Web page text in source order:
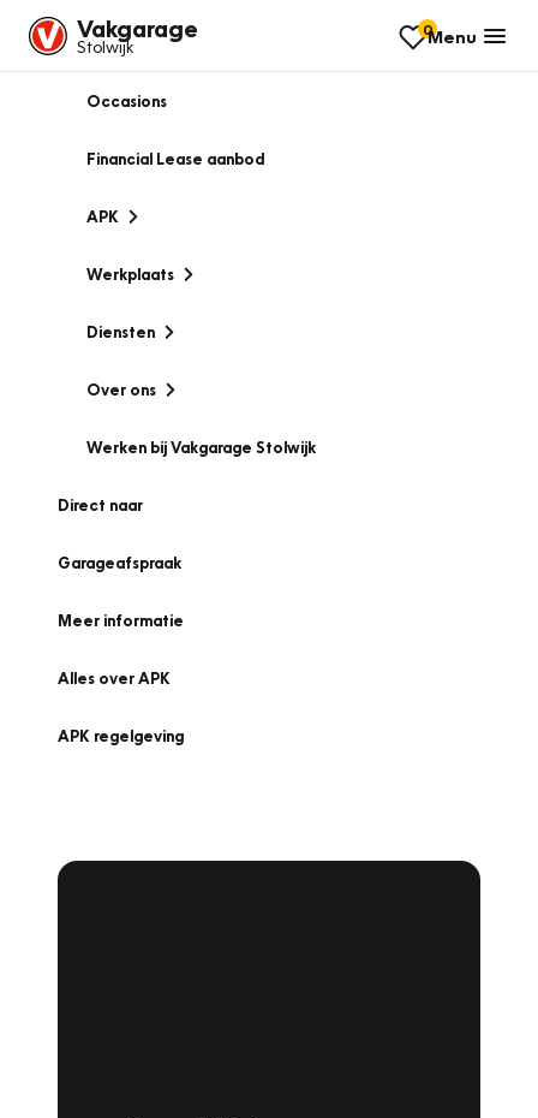
Vakgarage
Stolwijk
0Menu
Occasions
Financial Lease aanbod
APK
Werkplaats
Diensten
Over ons
Werken bij Vakgarage Stolwijk
Direct naar
Garageafspraak
Meer informatie
Alles over APK
APK regelgeving